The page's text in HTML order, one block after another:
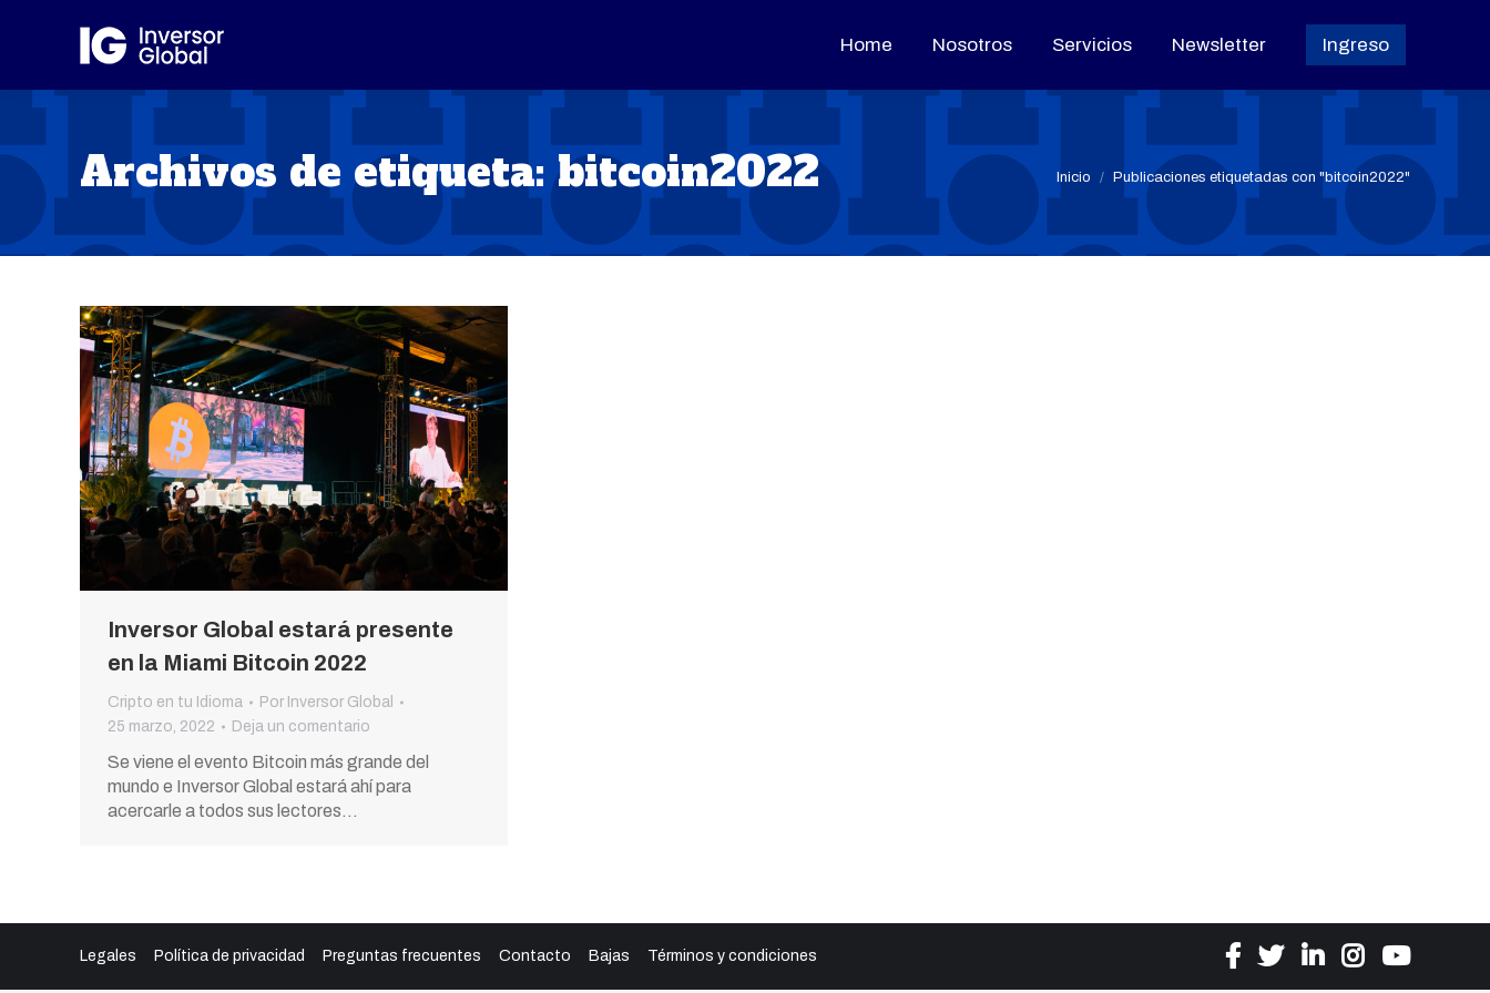
Home Nosotros Servicios Newsletter Ingreso
Archivos de etiqueta:bitcoin2022 Estás aquí:
Inicio Publicaciones etiquetadas con "bitcoin2022"
Inversor Global estará presente
en la Miami Bitcoin 2022
Cripto en tu Idioma Por Inversor Global
25 marzo, 2022
Deja un comentario
Se viene el evento Bitcoin más grande del
mundo e Inversor Global estará ahí para
acercarle a todos sus lectores…
Legales Política de privacidad Preguntas frecuentes Contacto Bajas Términos y condiciones
Home Nosotros Servicios Newsletter Ingreso